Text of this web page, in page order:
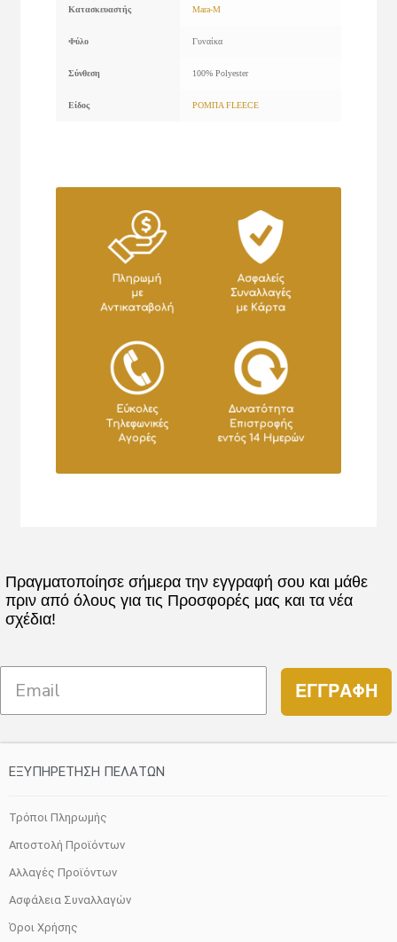
Κατασκευαστής Mara-M
Φύλο Γυναίκα
Σύνθεση 100% Polyester
Είδος ΡΟΜΠΑ FLEECE
Πραγματοποίησε σήμερα την εγγραφή σου και μάθε
πριν από όλους για τις Προσφορές μας και τα νέα
σχέδια!
ΕΓΓΡΑΦΗ
ΕΞΥΠΗΡΕΤΗΣΗ ΠΕΛΑΤΩΝ
Τρόποι Πληρωμής
Αποστολή Προϊόντων
Αλλαγές Προϊόντων
Ασφάλεια Συναλλαγών
Όροι Χρήσης